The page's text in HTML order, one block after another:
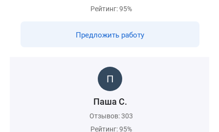
Рейтинг: 95%
Предложить работу
Паша С.
Отзывов: 303
Рейтинг: 95%